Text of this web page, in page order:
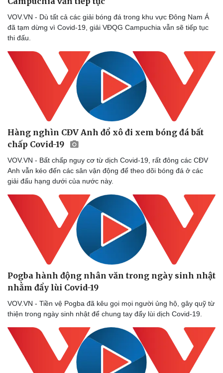
VOV.VN - Dù tất cả các giải bóng đá trong khu vực Đông Nam Á
đã tạm dừng vì Covid-19, giải VĐQG Campuchia vẫn sẽ tiếp tục
thi đấu.
Hàng nghìn CĐV Anh đổ xô đi xem bóng đá bất
chấp Covid-19
VOV.VN - Bất chấp nguy cơ từ dịch Covid-19, rất đông các CĐV
Anh vẫn kéo đến các sân vận động để theo dõi bóng đá ở các
giải đấu hạng dưới của nước này.
Pogba hành động nhân văn trong ngày sinh nhật
nhằm đẩy lùi Covid-19
VOV.VN - Tiền vệ Pogba đã kêu gọi mọi người ủng hộ, gây quỹ từ
thiện trong ngày sinh nhật để chung tay đẩy lùi dịch Covid-19.